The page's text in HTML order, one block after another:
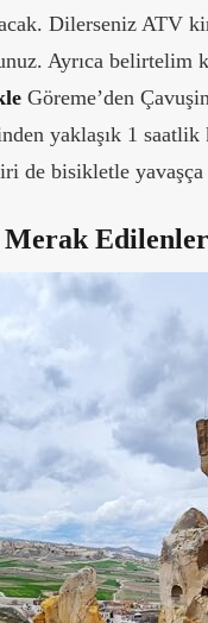
Dilerseniz ATV
Ayrıca belirtelim
Göreme’den
yaklaşık 1
de bisikletle yavaşça
Merak Edilenler